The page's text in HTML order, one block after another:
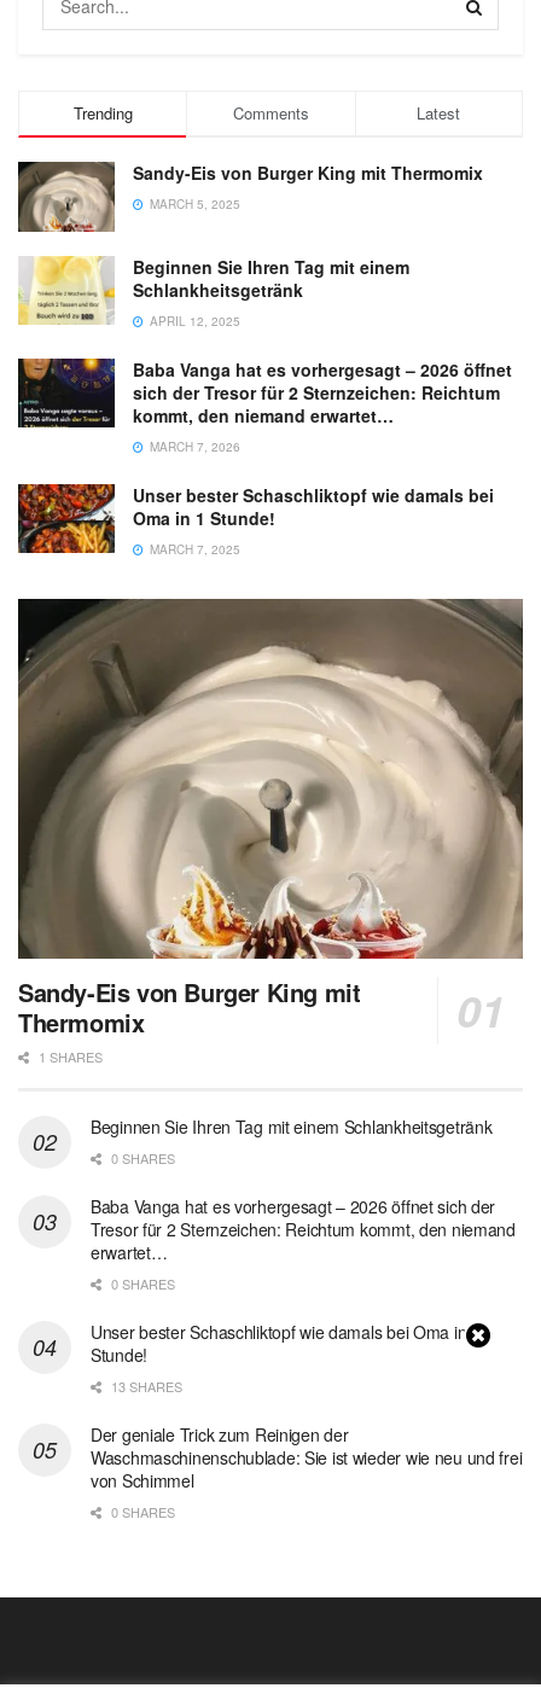
Trending Comments Latest
Sandy-Eis von Burger King mit Thermomix
MARCH 5, 2025
Beginnen Sie Ihren Tag mit einem
Schlankheitsgetränk
APRIL 12, 2025
Baba Vanga hat es vorhergesagt – 2026 öffnet
sich der Tresor für 2 Sternzeichen: Reichtum
kommt, den niemand erwartet…
MARCH 7, 2026
Unser bester Schaschliktopf wie damals bei
Oma in 1 Stunde!
MARCH 7, 2025
Sandy-Eis von Burger King mit
Thermomix
1 SHARES
Beginnen Sie Ihren Tag mit einem Schlankheitsgetränk
0 SHARES
Baba Vanga hat es vorhergesagt – 2026 öffnet sich der
Tresor für 2 Sternzeichen: Reichtum kommt, den niemand
erwartet…
0 SHARES
Unser bester Schaschliktopf wie damals bei Oma in 1
Stunde!
13 SHARES
Der geniale Trick zum Reinigen der
Waschmaschinenschublade: Sie ist wieder wie neu und frei
von Schimmel
0 SHARES